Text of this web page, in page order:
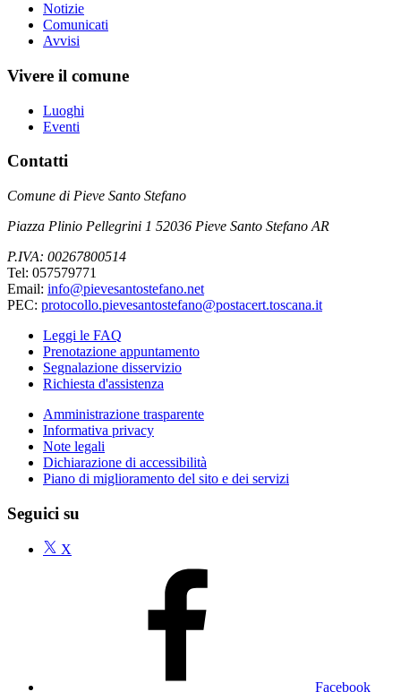
Notizie
Comunicati
Avvisi
Vivere il comune
Luoghi
Eventi
Contatti
Comune di Pieve Santo Stefano
Piazza Plinio Pellegrini 1 52036 Pieve Santo Stefano AR
P.IVA: 00267800514
Tel: 057579771
Email: info@pievesantostefano.net
PEC: protocollo.pievesantostefano@postacert.toscana.it
Leggi le FAQ
Prenotazione appuntamento
Segnalazione disservizio
Richiesta d'assistenza
Amministrazione trasparente
Informativa privacy
Note legali
Dichiarazione di accessibilità
Piano di miglioramento del sito e dei servizi
Seguici su
X
Facebook